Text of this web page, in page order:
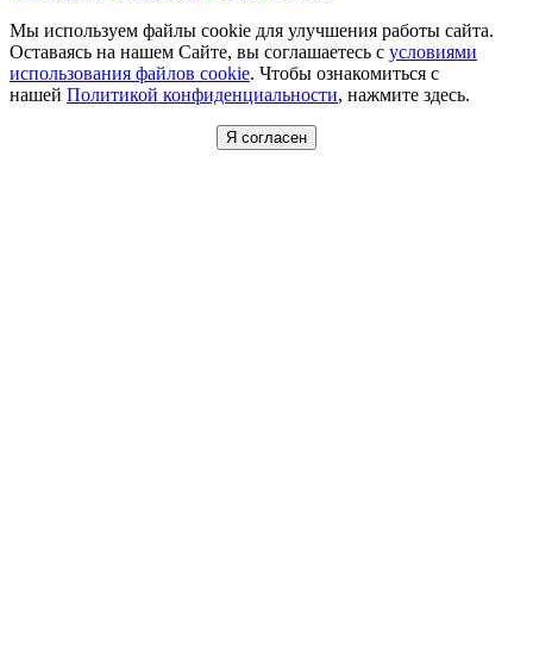
Мы используем файлы cookie для улучшения работы сайта.
Оставаясь на нашем Сайте, вы соглашаетесь с условиями
использования файлов cookie. Чтобы ознакомиться с
нашей Политикой конфиденциальности, нажмите здесь.
Я согласен